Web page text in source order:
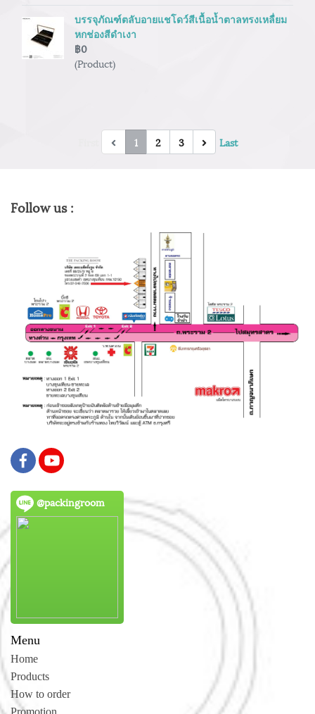
บรรจุภัณฑ์ตลับอายแชโดว์สีเนื้อน้ำตาลทรงเหลื่ยม
หกช่องสีดำเงา
฿0
(Product)
1 2 3 Last
Follow us :
@packingroom
Menu
Home
Products
How to order
Promotion